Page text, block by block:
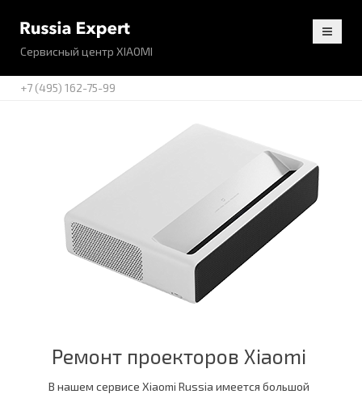
Сервисный центр XIAOMI
+7 (495) 162-75-99
Ремонт проекторов Xiaomi
В нашем сервисе Xiaomi Russia имеется большой